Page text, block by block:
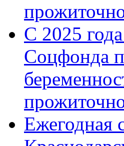
С 2025
Соцфонда
Ежегодная